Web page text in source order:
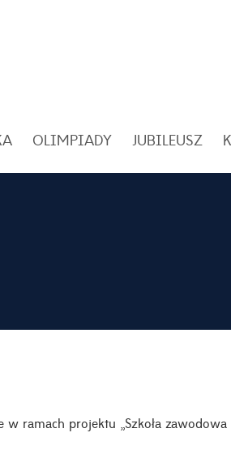
OLIMPIADY JUBILEUSZ
ramach projektu „Szkoła zawodowa